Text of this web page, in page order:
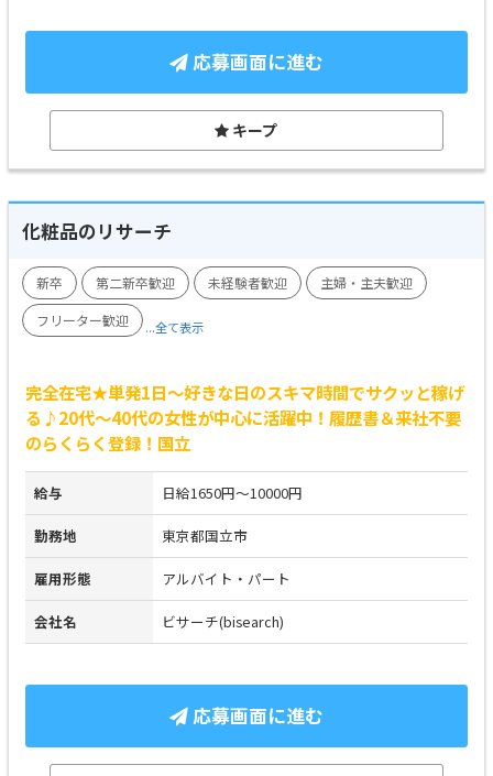
応募画面に進む
キープ
化粧品のリサーチ
新卒 第二新卒歓迎 未経験者歓迎
主婦・主夫歓迎
フリーター歓迎
...全て表示
完全在宅★単発1日～好きな日のスキマ時間でサクッと稼げ
る♪20代～40代の女性が中心に活躍中！履歴書＆来社不要
のらくらく登録！国立
給与 日給1650円～10000円
勤務地 東京都国立市
雇用形態 アルバイト・パート
会社名 ビサーチ(bisearch)
応募画面に進む